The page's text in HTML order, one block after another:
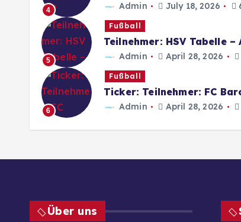
4 Admin July 18, 2026
5
Fußball
Teilnehmer: HSV Tabelle
Admin April 28, 2026
6
Fußball
Ticker: Teilnehmer: FC
Admin April 28, 2026
Über uns